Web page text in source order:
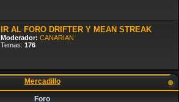
IR AL FORO DRIFTER Y MEAN STREAK
Moderador: CANARIAN
Temas: 176
Mercadillo
Foro